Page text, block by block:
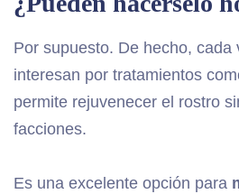
Por supuesto. De hecho, cada
interesan por tratamientos
permite rejuvenecer el rostro
facciones.
Es una excelente opción para